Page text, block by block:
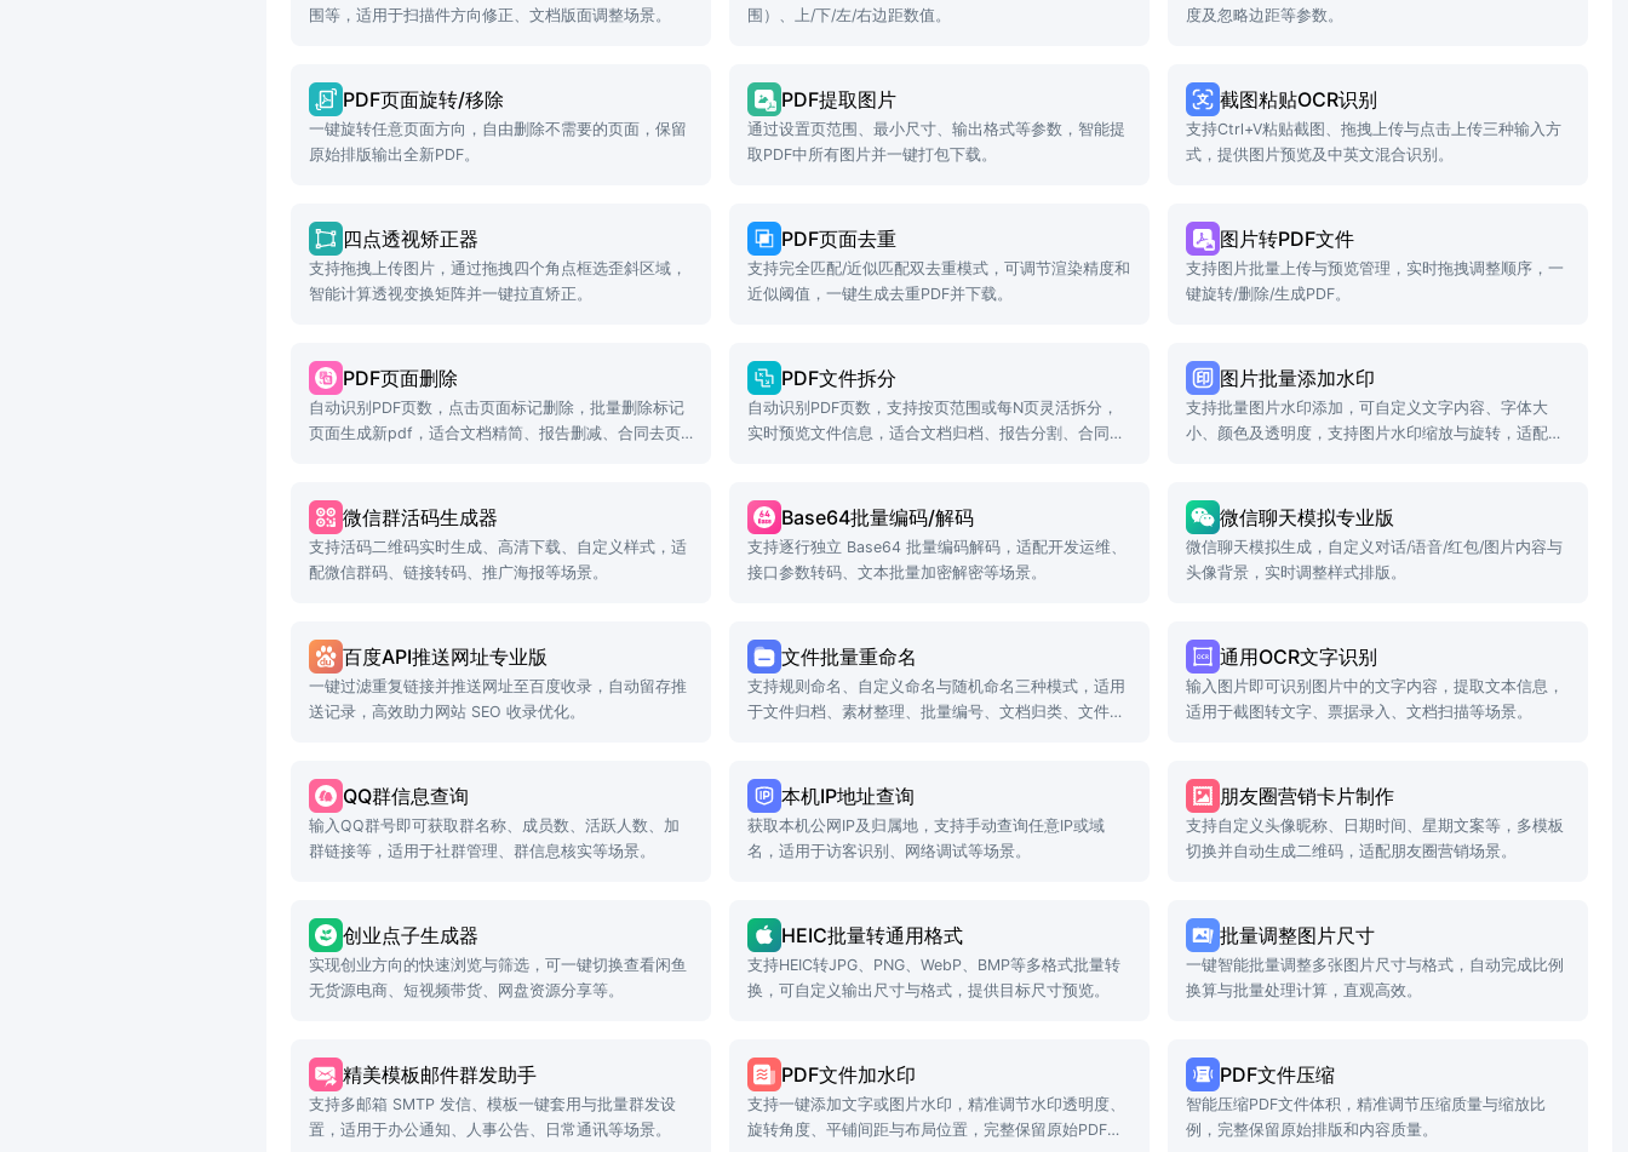
围等，适用于扫描件方向修正、文档版面调整场景。
围）、上/下/左/右边距数值。
度及忽略边距等参数。
PDF页面旋转/移除
一键旋转任意页面方向，自由删除不需要的页面，保留
原始排版输出全新PDF。
PDF提取图片
通过设置页范围、最小尺寸、输出格式等参数，智能提
取PDF中所有图片并一键打包下载。
截图粘贴OCR识别
支持Ctrl+V粘贴截图、拖拽上传与点击上传三种输入方
式，提供图片预览及中英文混合识别。
四点透视矫正器
支持拖拽上传图片，通过拖拽四个角点框选歪斜区域，
智能计算透视变换矩阵并一键拉直矫正。
PDF页面去重
支持完全匹配/近似匹配双去重模式，可调节渲染精度和
近似阈值，一键生成去重PDF并下载。
图片转PDF文件
支持图片批量上传与预览管理，实时拖拽调整顺序，一
键旋转/删除/生成PDF。
PDF页面删除
自动识别PDF页数，点击页面标记删除，批量删除标记
页面生成新pdf，适合文档精简、报告删减、合同去页
PDF文件拆分
自动识别PDF页数，支持按页范围或每N页灵活拆分，
实时预览文件信息，适合文档归档、报告分割、合同拆
图片批量添加水印
支持批量图片水印添加，可自定义文字内容、字体大
小、颜色及透明度，支持图片水印缩放与旋转，适配版
微信群活码生成器
支持活码二维码实时生成、高清下载、自定义样式，适
配微信群码、链接转码、推广海报等场景。
Base64批量编码/解码
支持逐行独立 Base64 批量编码解码，适配开发运维、
接口参数转码、文本批量加密解密等场景。
微信聊天模拟专业版
微信聊天模拟生成，自定义对话/语音/红包/图片内容与
头像背景，实时调整样式排版。
百度API推送网址专业版
一键过滤重复链接并推送网址至百度收录，自动留存推
送记录，高效助力网站 SEO 收录优化。
文件批量重命名
支持规则命名、自定义命名与随机命名三种模式，适用
于文件归档、素材整理、批量编号、文档归类、文件名
通用OCR文字识别
输入图片即可识别图片中的文字内容，提取文本信息，
适用于截图转文字、票据录入、文档扫描等场景。
QQ群信息查询
输入QQ群号即可获取群名称、成员数、活跃人数、加
群链接等，适用于社群管理、群信息核实等场景。
本机IP地址查询
获取本机公网IP及归属地，支持手动查询任意IP或域
名，适用于访客识别、网络调试等场景。
朋友圈营销卡片制作
支持自定义头像昵称、日期时间、星期文案等，多模板
切换并自动生成二维码，适配朋友圈营销场景。
创业点子生成器
实现创业方向的快速浏览与筛选，可一键切换查看闲鱼
无货源电商、短视频带货、网盘资源分享等。
HEIC批量转通用格式
支持HEIC转JPG、PNG、WebP、BMP等多格式批量转
换，可自定义输出尺寸与格式，提供目标尺寸预览。
批量调整图片尺寸
一键智能批量调整多张图片尺寸与格式，自动完成比例
换算与批量处理计算，直观高效。
精美模板邮件群发助手
支持多邮箱 SMTP 发信、模板一键套用与批量群发设
置，适用于办公通知、人事公告、日常通讯等场景。
PDF文件加水印
支持一键添加文字或图片水印，精准调节水印透明度、
旋转角度、平铺间距与布局位置，完整保留原始PDF文
PDF文件压缩
智能压缩PDF文件体积，精准调节压缩质量与缩放比
例，完整保留原始排版和内容质量。